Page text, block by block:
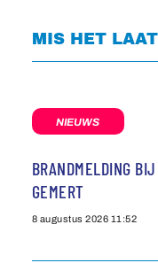
MIS HET
NIEUWS
BRANDMELDING
GEMERT
8 augustus 2026 11:52